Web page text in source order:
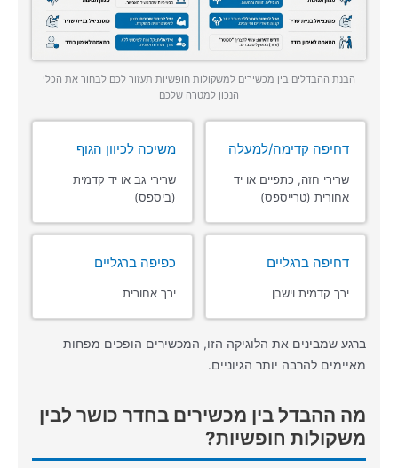
הבנת ההבדלים בין מכשירים למשקולות חופשיות תעזור לכם לבחור את הכלי
הנכון למטרה שלכם
דחיפה קדימה/למעלה
שרירי חזה, כתפיים או יד
אחורית (טרייספס)
משיכה לכיוון הגוף
שרירי גב או יד קדמית
(ביספס)
דחיפה ברגליים
ירך קדמית וישבן
כפיפה ברגליים
ירך אחורית
ברגע שמבינים את הלוגיקה הזו, המכשירים הופכים מפחות
מאיימים להרבה יותר הגיוניים.
מה ההבדל בין מכשירים בחדר כושר לבין
משקולות חופשיות?